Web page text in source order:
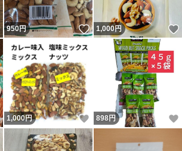
いいね！
950円 いいね！
1,000円
いいね！
1,000円 いいね！
898円